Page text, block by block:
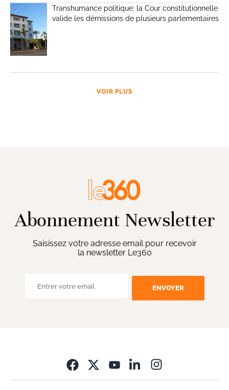
Transhumance politique: la Cour constitutionnelle
valide les démissions de plusieurs parlementaires
VOIR PLUS
Abonnement Newsletter
Saisissez votre adresse email pour recevoir
la newsletter Le360
ENVOYER